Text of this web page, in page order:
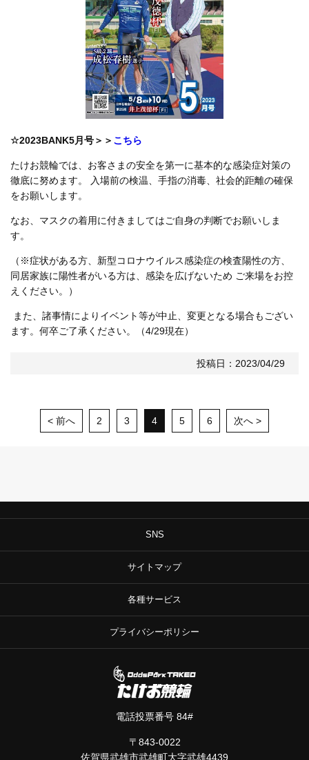
☆2023BANK5月号＞＞ こちら
たけお競輪では、お客さまの安全を第一に基本的な感染症対策の
徹底に努めます。 入場前の検温、手指の消毒、社会的距離の確保
をお願いします。
なお、マスクの着用に付きましてはご自身の判断でお願いしま
す。
（※症状がある方、新型コロナウイルス感染症の検査陽性の方、
同居家族に陽性者がいる方は、感染を広げないため ご来場をお控
えください。）
また、諸事情によりイベント等が中止、変更となる場合もござい
ます。何卒ご了承ください。（4/29現在）
投稿日：2023/04/29
< 前へ 2 3 4 5 6 次へ >
SNS
サイトマップ
各種サービス
プライバシーポリシー
電話投票番号 84#
〒843-0022
佐賀県武雄市武雄町大字武雄4439